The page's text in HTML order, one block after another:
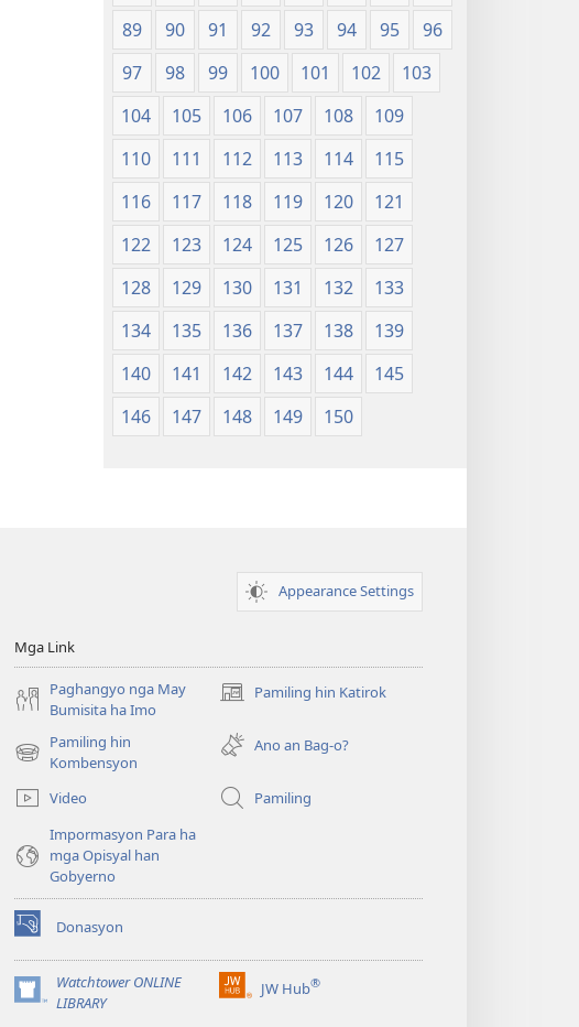
89
90 91 92 93 94 95
96
97
98 99 100 101 102
103
104
105 106 107 108
109
110
111 112 113 114
115
116
117 118 119 120
121
122
123 124 125 126
127
128
129 130 131 132
133
134
135 136 137 138
139
140
141 142 143 144
145
146
147 148 149 150
Appearance Settings
Mga Link
Paghangyo nga May
Bumisita ha Imo
Pamiling hin Katirok
(opens
window)
Pamiling hin
Kombensyon
(opens
window)
Ano an Bag-o?
Video
Pamiling
Impormasyon Para ha
mga Opisyal han
Gobyerno
Donasyon
(opens
new
window)Watchtower ONLINE
LIBRARY
(opens
JW Hub®
(opens